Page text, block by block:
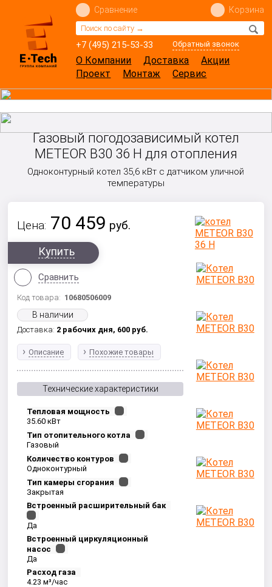
+7 (495) 215-53-33 Обратный звонок
Сравнение Корзина
О Компании Доставка
Акции
Проект
Монтаж Сервис
Газовый погодозависимый котел
METEOR B30 36 H для отопления
Одноконтурный котел 35,6 кВт с датчиком уличной
температуры
Цена: 70 459 руб.
Купить
Сравнить
Код товара: 10680506009
В наличии
Доставка: 2 рабочих дня, 600 руб.
Описание Похожие товары
Технические характеристики
Тепловая мощность
35.60 кВт
Тип отопительного котла
Газовый
Количество контуров
Одноконтурный
Тип камеры сгорания
Закрытая
Встроенный расширительный бак
Да
Встроенный циркуляционный
насос
Да
Расход газа
4.23 м³/час